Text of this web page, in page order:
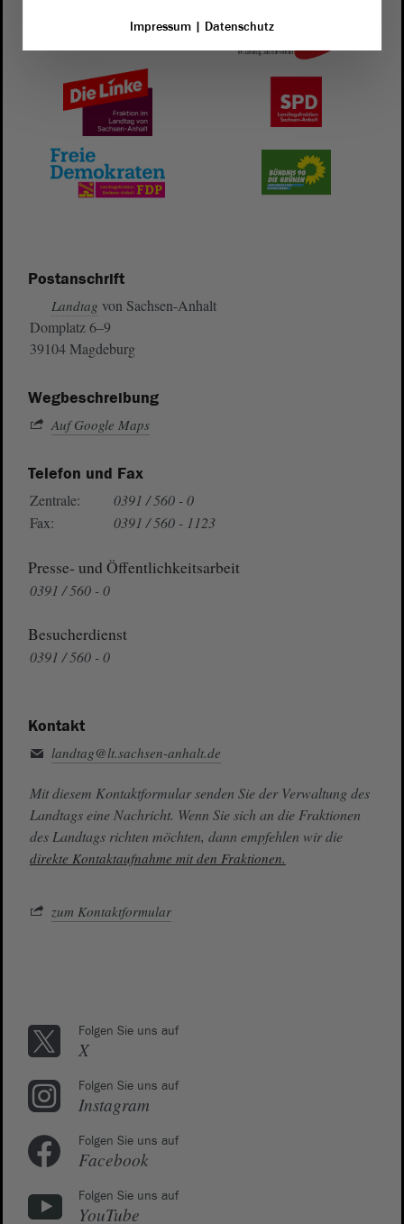
Postanschrift
Landtag von Sachsen-Anhalt
Domplatz 6–9
39104 Magdeburg
Wegbeschreibung
Auf Google Maps
Telefon und Fax
Zentrale:
0391 / 560 - 0
Fax:
0391 / 560 - 1123
Presse- und Öffentlichkeitsarbeit
0391 / 560 - 0
Besucherdienst
0391 / 560 - 0
Kontakt
landtag@lt.sachsen-anhalt.de
Mit diesem Kontaktformular senden Sie der Verwaltung des
Landtags eine Nachricht. Wenn Sie sich an die Fraktionen
des Landtags richten möchten, dann empfehlen wir die
direkte Kontaktaufnahme mit den Fraktionen.
zum Kontaktformular
Folgen Sie uns auf
X
Folgen Sie uns auf
Instagram
Folgen Sie uns auf
Facebook
Folgen Sie uns auf
YouTube
Impressum| Datenschutz